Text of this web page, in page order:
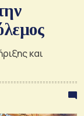
και